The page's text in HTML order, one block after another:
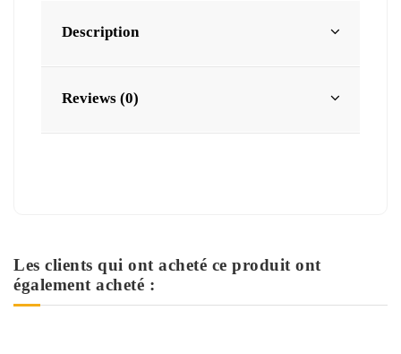
Description
Reviews (0)
Les clients qui ont acheté ce produit ont
également acheté :